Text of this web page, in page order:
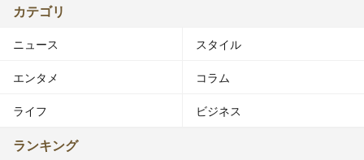
カテゴリ
ニュース スタイル
エンタメ コラム
ライフ ビジネス
ランキング